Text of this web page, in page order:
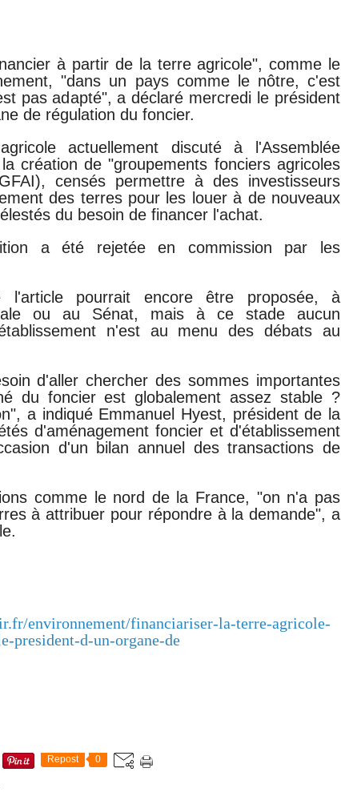
à partir de la terre agricole", comme le
"dans un pays comme le nôtre, c'est
pas adapté", a déclaré mercredi le président
de régulation du foncier.
actuellement discuté à l'Assemblée
création de "groupements fonciers agricoles
censés permettre à des investisseurs
des terres pour les louer à de nouveaux
du besoin de financer l'achat.
a été rejetée en commission par les
l'article pourrait encore être proposée, à
ou au Sénat, mais à ce stade aucun
n'est au menu des débats au
d'aller chercher des sommes importantes
du foncier est globalement assez stable ?
a indiqué Emmanuel Hyest, président de la
d'aménagement foncier et d'établissement
d'un bilan annuel des transactions de
comme le nord de la France, "on n'a pas
à attribuer pour répondre à la demande", a
environnement/financiariser-la-terre-agricole-
president-d-un-organe-de
Repost 0